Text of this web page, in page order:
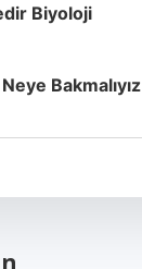
Biyoloji
Bakmalıyız